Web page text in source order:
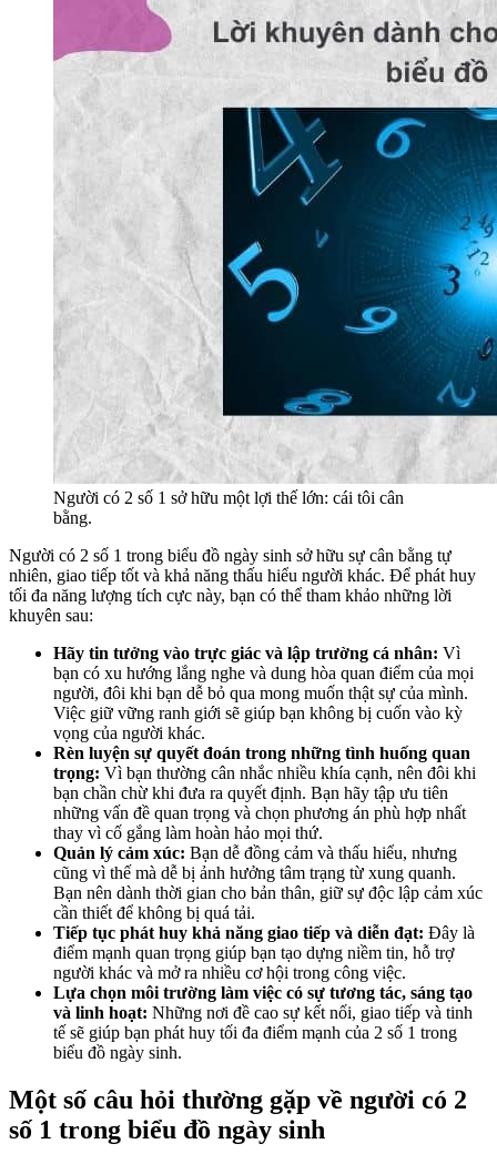
Người có 2 số 1 sở hữu một lợi thế lớn: cái tôi cân
bằng.
Người có 2 số 1 trong biểu đồ ngày sinh sở hữu sự cân bằng tự
nhiên, giao tiếp tốt và khả năng thấu hiểu người khác. Để phát huy
tối đa năng lượng tích cực này, bạn có thể tham khảo những lời
khuyên sau:
Hãy tin tưởng vào trực giác và lập trường cá nhân: Vì
bạn có xu hướng lắng nghe và dung hòa quan điểm của mọi
người, đôi khi bạn dễ bỏ qua mong muốn thật sự của mình.
Việc giữ vững ranh giới sẽ giúp bạn không bị cuốn vào kỳ
vọng của người khác.
Rèn luyện sự quyết đoán trong những tình huống quan
trọng: Vì bạn thường cân nhắc nhiều khía cạnh, nên đôi khi
bạn chần chừ khi đưa ra quyết định. Bạn hãy tập ưu tiên
những vấn đề quan trọng và chọn phương án phù hợp nhất
thay vì cố gắng làm hoàn hảo mọi thứ.
Quản lý cảm xúc: Bạn dễ đồng cảm và thấu hiểu, nhưng
cũng vì thế mà dễ bị ảnh hưởng tâm trạng từ xung quanh.
Bạn nên dành thời gian cho bản thân, giữ sự độc lập cảm xúc
cần thiết để không bị quá tải.
Tiếp tục phát huy khả năng giao tiếp và diễn đạt: Đây là
điểm mạnh quan trọng giúp bạn tạo dựng niềm tin, hỗ trợ
người khác và mở ra nhiều cơ hội trong công việc.
Lựa chọn môi trường làm việc có sự tương tác, sáng tạo
và linh hoạt: Những nơi đề cao sự kết nối, giao tiếp và tinh
tế sẽ giúp bạn phát huy tối đa điểm mạnh của 2 số 1 trong
biểu đồ ngày sinh.
Một số câu hỏi thường gặp về người có 2
số 1 trong biểu đồ ngày sinh